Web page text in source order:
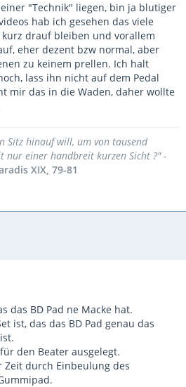
"Technik" liegen, bin ja blutiger
hab ich gesehen das viele
kurz drauf bleiben und vorallem
eher dezent bzw normal, aber
zu keinem prellen. Ich halt
lass ihn nicht auf dem Pedal
mir das in die Waden, daher wollte
Sitz hinauf will, um von tausend
nur einer handbreit kurzen Sicht ?" -
XIX, 79-81
das BD Pad ne Macke hat.
ist, das das BD Pad genau das
den Beater ausgelegt.
Zeit durch Einbeulung des